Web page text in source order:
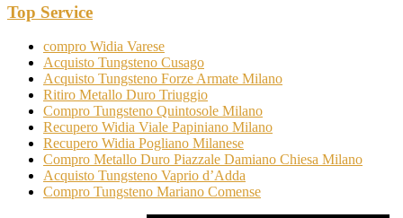
Top Service
compro Widia Varese
Acquisto Tungsteno Cusago
Acquisto Tungsteno Forze Armate Milano
Ritiro Metallo Duro Triuggio
Compro Tungsteno Quintosole Milano
Recupero Widia Viale Papiniano Milano
Recupero Widia Pogliano Milanese
Compro Metallo Duro Piazzale Damiano Chiesa Milano
Acquisto Tungsteno Vaprio d’Adda
Compro Tungsteno Mariano Comense